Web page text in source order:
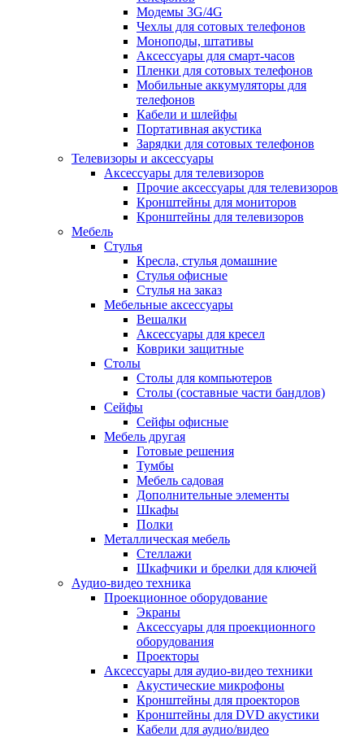
Модемы 3G/4G
Чехлы для сотовых телефонов
Моноподы, штативы
Аксессуары для смарт-часов
Пленки для сотовых телефонов
Мобильные аккумуляторы для
телефонов
Кабели и шлейфы
Портативная акустика
Зарядки для сотовых телефонов
Телевизоры и аксессуары
Аксессуары для телевизоров
Прочие аксессуары для телевизоров
Кронштейны для мониторов
Кронштейны для телевизоров
Мебель
Стулья
Кресла, стулья домашние
Стулья офисные
Стулья на заказ
Мебельные аксессуары
Вешалки
Аксессуары для кресел
Коврики защитные
Столы
Столы для компьютеров
Столы (составные части бандлов)
Сейфы
Сейфы офисные
Мебель другая
Готовые решения
Тумбы
Мебель садовая
Дополнительные элементы
Шкафы
Полки
Металлическая мебель
Стеллажи
Шкафчики и брелки для ключей
Аудио-видео техника
Проекционное оборудование
Экраны
Аксессуары для проекционного
оборудования
Проекторы
Аксессуары для аудио-видео техники
Акустические микрофоны
Кронштейны для проекторов
Кронштейны для DVD акустики
Кабели для аудио/видео